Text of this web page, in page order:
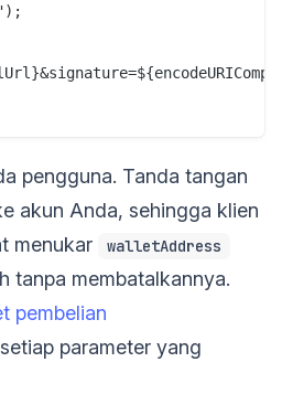
pengguna. Tanda tangan
akun Anda, sehingga klien
menukar
walletAddress
tanpa membatalkannya.
pembelian
parameter yang